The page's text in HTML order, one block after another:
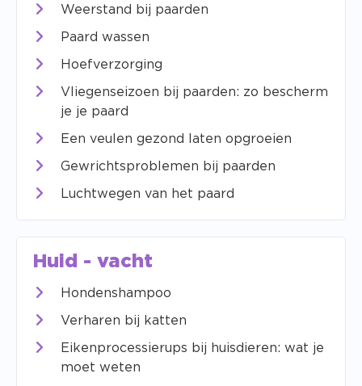
Weerstand bij paarden
Paard wassen
Hoefverzorging
Vliegenseizoen bij paarden: zo bescherm
je je paard
Een veulen gezond laten opgroeien
Gewrichtsproblemen bij paarden
Luchtwegen van het paard
Huid - vacht
Hondenshampoo
Verharen bij katten
Eikenprocessierups bij huisdieren: wat je
moet weten